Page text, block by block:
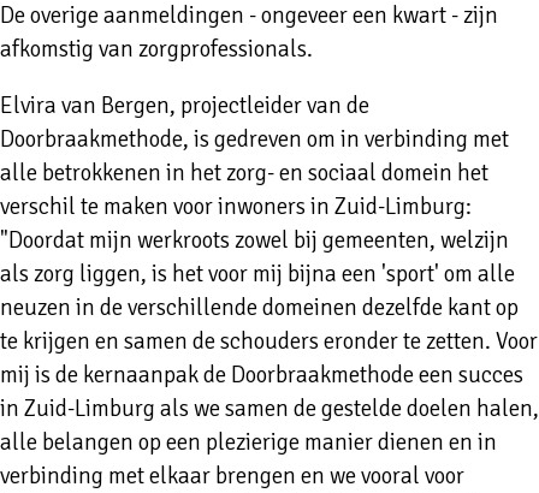
De overige aanmeldingen - ongeveer een kwart - zijn
afkomstig van zorgprofessionals.
Elvira van Bergen, projectleider van de
Doorbraakmethode, is gedreven om in verbinding met
alle betrokkenen in het zorg- en sociaal domein het
verschil te maken voor inwoners in Zuid-Limburg:
"Doordat mijn werkroots zowel bij gemeenten, welzijn
als zorg liggen, is het voor mij bijna een 'sport' om alle
neuzen in de verschillende domeinen dezelfde kant op
te krijgen en samen de schouders eronder te zetten. Voor
mij is de kernaanpak de Doorbraakmethode een succes
in Zuid-Limburg als we samen de gestelde doelen halen,
alle belangen op een plezierige manier dienen en in
verbinding met elkaar brengen en we vooral voor